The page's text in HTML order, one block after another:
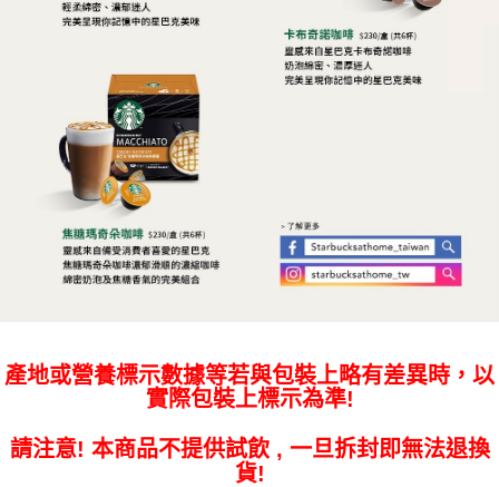
產地或營養標示數據等若與包裝上略有差異時，以
實際包裝上標示為準!
請注意! 本商品不提供試飲 , 一旦拆封即無法退換
貨!